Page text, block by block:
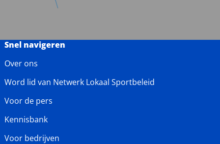
Snel navigeren
Over ons
Word lid van Netwerk Lokaal Sportbeleid
Voor de pers
Kennisbank
Voor bedrijven